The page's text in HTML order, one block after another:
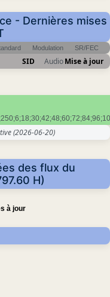
- Dernières mises
Modulation SR/FEC
SID AudioMise à jour
(2026-06-20)
des flux du
H)
à jour